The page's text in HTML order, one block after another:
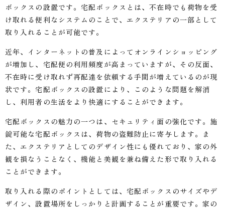
ボックスの設置です。宅配ボックスとは、不在時でも荷物を受
け取れる便利なシステムのことで、エクステリアの一部として
取り入れることが可能です。
近年、インターネットの普及によってオンラインショッピング
が増加し、宅配便の利用頻度が高まっていますが、その反面、
不在時に受け取れず再配達を依頼する手間が増えているのが現
状です。宅配ボックスの設置により、このような問題を解消
し、利用者の生活をより快適にすることができます。
宅配ボックスの魅力の一つは、セキュリティ面の強化です。施
錠可能な宅配ボックスは、荷物の盗難防止に寄与します。ま
た、エクステリアとしてのデザイン性にも優れており、家の外
観を損なうことなく、機能と美観を兼ね備えた形で取り入れる
ことができます。
取り入れる際のポイントとしては、宅配ボックスのサイズやデ
ザイン、設置場所をしっかりと計画することが重要です。家の